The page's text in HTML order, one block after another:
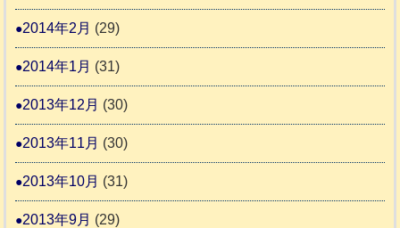
2014年2月 (29)
2014年1月 (31)
2013年12月 (30)
2013年11月 (30)
2013年10月 (31)
2013年9月 (29)